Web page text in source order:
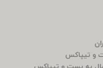
و تیپاکس